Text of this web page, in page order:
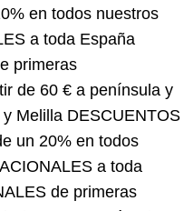
a toda España
primeras
de 60 € a península y
Melilla DESCUENTOS
un 20% en todos
a toda
de primeras
de 60 € a península y